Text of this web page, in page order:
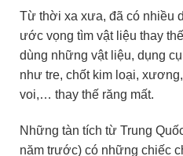
Từ thời xa xưa, đã có nhiều
ước vọng tìm vật liệu thay
dùng những vật liệu, dụng
như tre, chốt kim loại,
voi,… thay thế răng mất.
Những tàn tích từ Trung
năm trước) có những chiếc